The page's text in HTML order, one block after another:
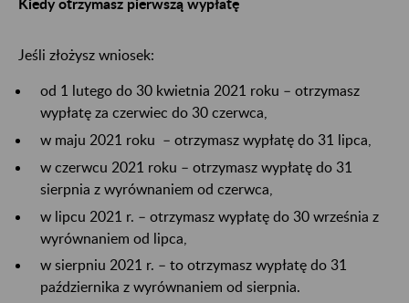
Kiedy otrzymasz pierwszą wypłatę
Jeśli złożysz wniosek:
od 1 lutego do 30 kwietnia 2021 roku – otrzymasz
wypłatę za czerwiec do 30 czerwca,
w maju 2021 roku – otrzymasz wypłatę do 31 lipca,
w czerwcu 2021 roku – otrzymasz wypłatę do 31
sierpnia z wyrównaniem od czerwca,
w lipcu 2021 r. – otrzymasz wypłatę do 30 września z
wyrównaniem od lipca,
w sierpniu 2021 r. – to otrzymasz wypłatę do 31
października z wyrównaniem od sierpnia.